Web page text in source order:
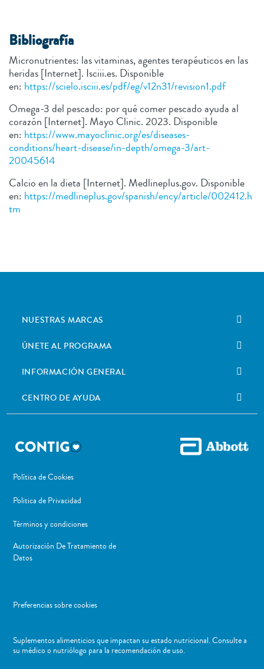
Bibliografía
Micronutrientes: las vitaminas, agentes terapéuticos en las
heridas [Internet]. Isciii.es. Disponible
en: https://scielo.isciii.es/pdf/eg/v12n31/revision1.pdf
Omega-3 del pescado: por qué comer pescado ayuda al
corazón [Internet]. Mayo Clinic. 2023. Disponible
en: https://www.mayoclinic.org/es/diseases-
conditions/heart-disease/in-depth/omega-3/art-
20045614
Calcio en la dieta [Internet]. Medlineplus.gov. Disponible
en: https://medlineplus.gov/spanish/ency/article/002412.h
tm
NUESTRAS MARCAS
ÚNETE AL PROGRAMA
INFORMACIÓN GENERAL
CENTRO DE AYUDA
Política de Cookies
Politica de Privacidad
Términos y condiciones
Autorización De Tratamiento de
Datos
Preferencias sobre cookies
Suplementos alimenticios que impactan su estado nutricional. Consulte a
su médico o nutriólogo para la recomendación de uso. ​